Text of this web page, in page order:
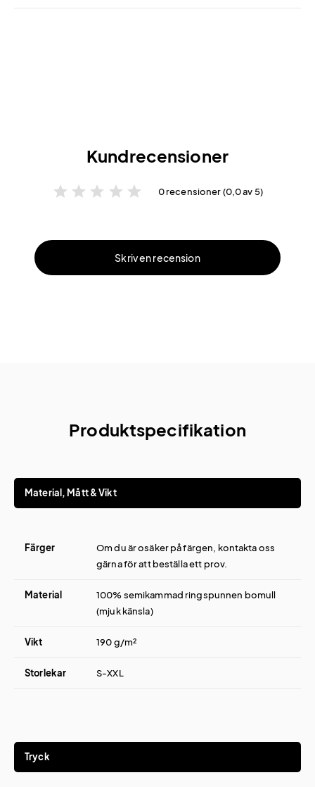
Kundrecensioner
star star star star star 0 recensioner (0,0 av 5)
Skriv en recension
Produktspecifikation
Material, Mått & Vikt
Färger
Om du är osäker på färgen, kontakta oss
gärna för att beställa ett prov.
Material
100% semikammad ringspunnen bomull
(mjuk känsla)
Vikt 190 g/m²
Storlekar S-XXL
Tryck